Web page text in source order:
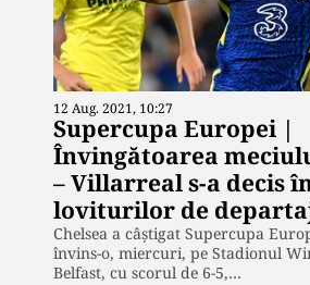
12 Aug. 2021, 10:27
Supercupa Europei |
Învingătoarea
– Villarreal s-a decis
loviturilor de
Chelsea a câştigat Supercupa
învins-o, miercuri, pe Stadionul
Belfast, cu scorul de 6-5,…